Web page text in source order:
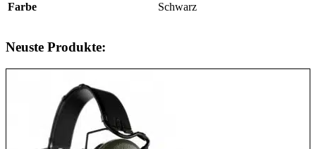
Farbe Schwarz
Neuste Produkte: